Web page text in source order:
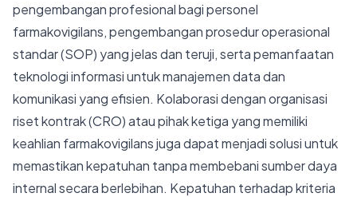
pengembangan profesional bagi personel
farmakovigilans, pengembangan prosedur operasional
standar (SOP) yang jelas dan teruji, serta pemanfaatan
teknologi informasi untuk manajemen data dan
komunikasi yang efisien. Kolaborasi dengan organisasi
riset kontrak (CRO) atau pihak ketiga yang memiliki
keahlian farmakovigilans juga dapat menjadi solusi untuk
memastikan kepatuhan tanpa membebani sumber daya
internal secara berlebihan. Kepatuhan terhadap kriteria